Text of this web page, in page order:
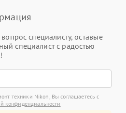
специалисту, оставьте
специалист с радостью
техники Nikon, Вы соглашаетесь с
конфиденциальности